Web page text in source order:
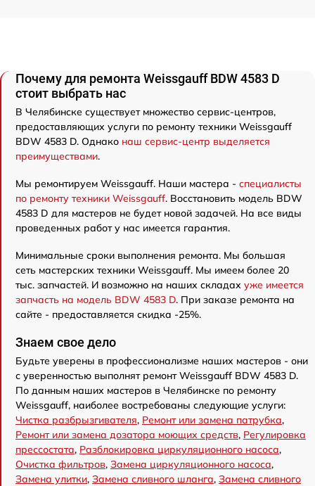
Почему для ремонта Weissgauff BDW 4583 D
стоит выбрать нас
В Челябинске существует множество сервис-центров,
предоставляющих услуги по ремонту техники Weissgauff
BDW 4583 D. Однако наш сервис-центр выделяется
преимуществами.
Мы ремонтируем Weissgauff. Наши мастера - специалисты
по ремонту техники Weissgauff. Восстановить модель BDW
4583 D для мастеров не будет новой задачей. На все виды
проведенных работ у нас имеется гарантия.
Минимальные сроки выполнения ремонта. Мы большая
сеть мастерских техники Weissgauff. Мы имеем более 20
тыс. запчастей. И возможно на наших складах уже имеется
запчасть на модель BDW 4583 D. При заказе ремонта на
сайте - предоставляется скидка -25%.
Знаем свое дело
Будьте уверены в профессионализме наших мастеров - они
с уверенностью выполнят ремонт Weissgauff BDW 4583 D.
По данным наших мастеров в Челябинске по ремонту
Weissgauff, наиболее востребованы следующие услуги:
Чистка разбрызгивателя, Ремонт или замена патрубка,
Ремонт или замена дозатора моющих средств, Регулировка
прессостата, Разблокировка циркуляционного насоса,
Очистка фильтров, Замена циркуляционного насоса,
Замена улитки, Замена сливного шланга, Замена сливного